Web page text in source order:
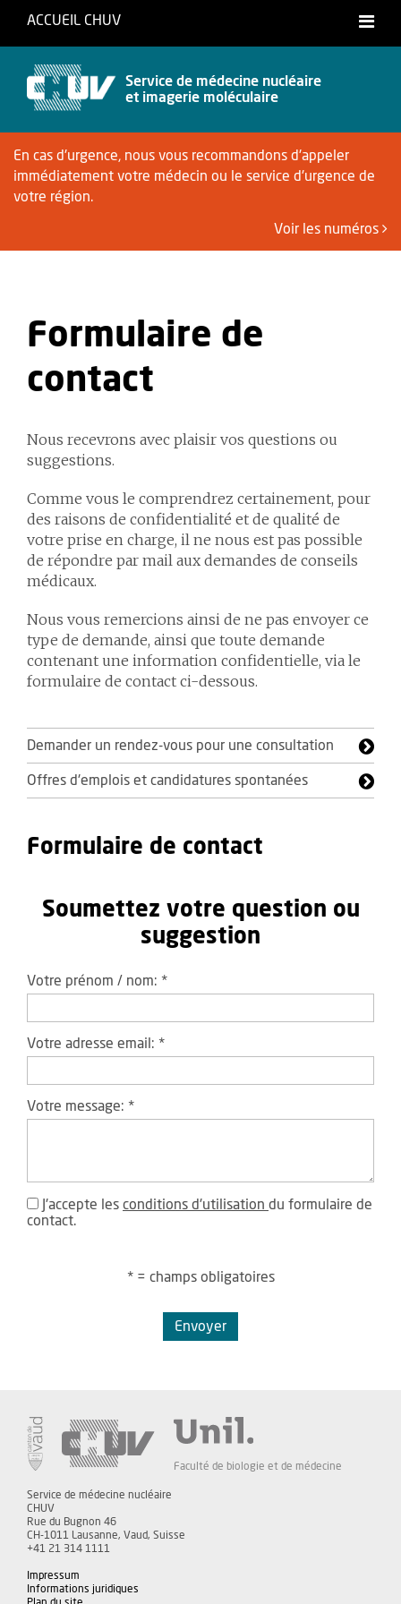
ACCUEIL CHUV
Service de médecine nucléaire
et imagerie moléculaire
En cas d'urgence, nous vous recommandons d'appeler
immédiatement votre médecin ou le service d'urgence de
votre région.
Voir les numéros
Formulaire de
contact
Nous recevrons avec plaisir vos questions ou
suggestions.
Comme vous le comprendrez certainement, pour
des raisons de confidentialité et de qualité de
votre prise en charge, il ne nous est pas possible
de répondre par mail aux demandes de conseils
médicaux.
Nous vous remercions ainsi de ne pas envoyer ce
type de demande, ainsi que toute demande
contenant une information confidentielle, via le
formulaire de contact ci-dessous.
Demander un rendez-vous pour une consultation
Offres d'emplois et candidatures spontanées
Formulaire de contact
Soumettez votre question ou
suggestion
Votre prénom / nom: *
Votre adresse email: *
Votre message: *
J'accepte les conditions d'utilisation du formulaire de
contact.
* = champs obligatoires
Envoyer
Faculté de biologie et de médecine
Service de médecine nucléaire
CHUV
Rue du Bugnon 46
CH-1011 Lausanne, Vaud, Suisse
+41 21 314 1111
Impressum
Informations juridiques